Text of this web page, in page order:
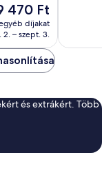
Ft
470 Ft
díjakat
2. – szept. 3.
és extrákért. Több